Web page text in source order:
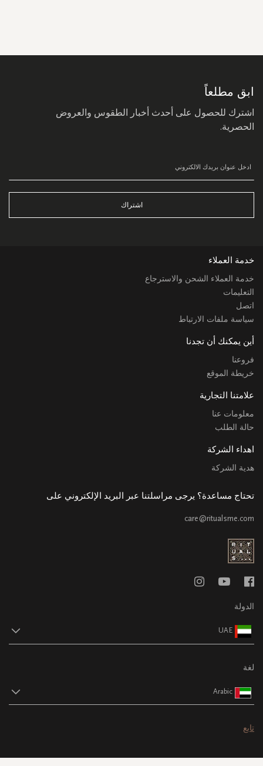
ابق مطلعاً
اشترك للحصول على أحدث أخبار الطقوس والعروض
الحصرية.
اشتراك
خدمة العملاء
خدمة العملاء الشحن والاسترجاع
التعليمات
اتصل
سياسة ملفات الارتباط
أين يمكنك أن تجدنا
فروعنا
خريطة الموقع
علامتنا التجارية
معلومات عنا
حالة الطلب
اهداء الشركة
هدية الشركة
تحتاج مساعدة؟ يرجى مراسلتنا عبر البريد الإلكتروني على
care@ritualsme.com
الدولة
UAE
لغة
Arabic
تابع